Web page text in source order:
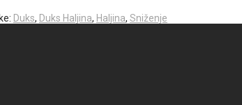
Duks, Duks Haljina, Haljina, Sniženje